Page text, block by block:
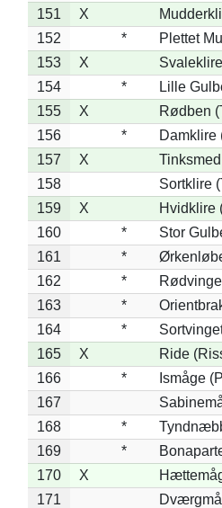
151
X
152
*
Plettet
153
X
154
*
Lille
155
X
Rødben
156
*
Damklire
157
X
158
Sortklire
159
X
Hvidklire
160
*
Stor
161
*
162
*
163
*
164
*
165
X
Ride
166
*
Ismåge
167
168
*
169
*
170
X
171